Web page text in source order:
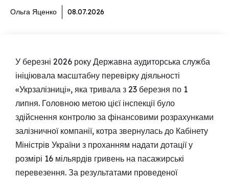
Ольга Яценко 08.07.2026
У березні 2026 року Державна аудиторська служба
ініціювала масштабну перевірку діяльності
«Укрзалізниці», яка тривала з 23 березня по 1
липня. Головною метою цієї інспекції було
здійснення контролю за фінансовими розрахунками
залізничної компанії, котра звернулась до Кабінету
Міністрів України з проханням надати дотації у
розмірі 16 мільярдів гривень на пасажирські
перевезення. За результатами проведеної